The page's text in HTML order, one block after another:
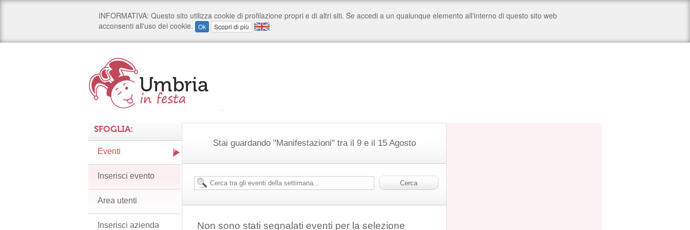
Stai guardando "Manifestazioni" tra il 9 e il 15 Agosto
Non sono stati segnalati eventi per la selezione
SFOGLIA:
Eventi
Inserisci evento
Area utenti
Inserisci azienda